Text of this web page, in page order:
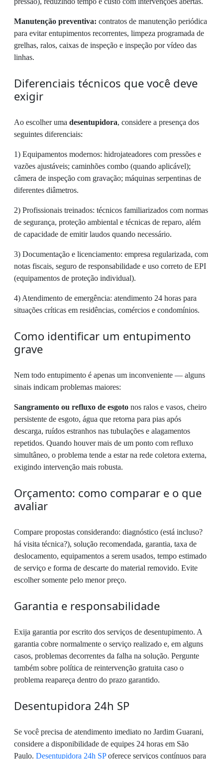
Manutenção preventiva: contratos de manutenção periódica
para evitar entupimentos recorrentes, limpeza programada de
grelhas, ralos, caixas de inspeção e inspeção por vídeo das
linhas.
Diferenciais técnicos que você deve
exigir
Ao escolher uma desentupidora, considere a presença dos
seguintes diferenciais:
1) Equipamentos modernos: hidrojateadores com pressões e
vazões ajustáveis; caminhões combo (quando aplicável);
câmera de inspeção com gravação; máquinas serpentinas de
diferentes diâmetros.
2) Profissionais treinados: técnicos familiarizados com normas
de segurança, proteção ambiental e técnicas de reparo, além
de capacidade de emitir laudos quando necessário.
3) Documentação e licenciamento: empresa regularizada, com
notas fiscais, seguro de responsabilidade e uso correto de EPI
(equipamentos de proteção individual).
4) Atendimento de emergência: atendimento 24 horas para
situações críticas em residências, comércios e condomínios.
Como identificar um entupimento
grave
Nem todo entupimento é apenas um inconveniente — alguns
sinais indicam problemas maiores:
Sangramento ou refluxo de esgoto nos ralos e vasos, cheiro
persistente de esgoto, água que retorna para pias após
descarga, ruídos estranhos nas tubulações e alagamentos
repetidos. Quando houver mais de um ponto com refluxo
simultâneo, o problema tende a estar na rede coletora externa,
exigindo intervenção mais robusta.
Orçamento: como comparar e o que
avaliar
Compare propostas considerando: diagnóstico (está incluso?
há visita técnica?), solução recomendada, garantia, taxa de
deslocamento, equipamentos a serem usados, tempo estimado
de serviço e forma de descarte do material removido. Evite
escolher somente pelo menor preço.
Garantia e responsabilidade
Exija garantia por escrito dos serviços de desentupimento. A
garantia cobre normalmente o serviço realizado e, em alguns
casos, problemas decorrentes da falha na solução. Pergunte
também sobre política de reintervenção gratuita caso o
problema reapareça dentro do prazo garantido.
Desentupidora 24h SP
Se você precisa de atendimento imediato no Jardim Guarani,
considere a disponibilidade de equipes 24 horas em São
Paulo. Desentupidora 24h SPoferece serviços contínuos para